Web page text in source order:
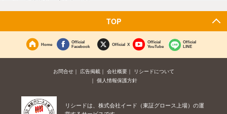
TOP
Home
Official
Facebook
Official X
Official
YouTube
Official
LINE
お問合せ 広告掲載 会社概要
リシードについて
個人情報保護方針
リシードは、株式会社イード（東証グロース上場）の運